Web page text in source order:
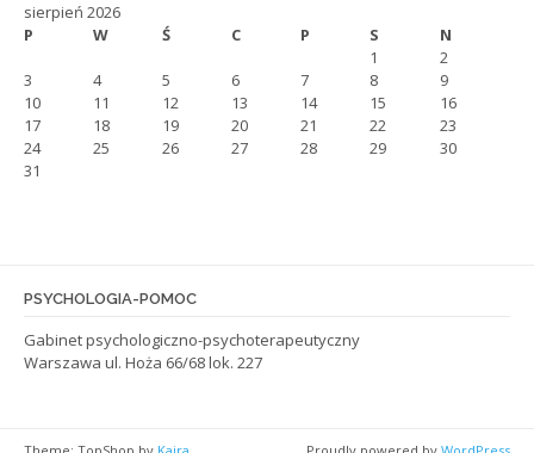
sierpień 2026
P
W Ś C P S
N
1
2
3
4 5 6 7 8
9
10
11 12 13 14 15
16
17
18 19 20 21 22
23
24
25 26 27 28 29
30
31
PSYCHOLOGIA-POMOC
Gabinet psychologiczno-psychoterapeutyczny
Warszawa ul. Hoża 66/68 lok. 227
Theme: TopShop by Kaira Proudly powered by WordPress